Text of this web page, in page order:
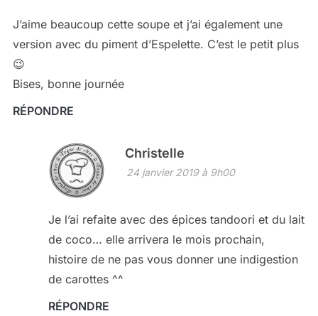
J’aime beaucoup cette soupe et j’ai également une
version avec du piment d’Espelette. C’est le petit plus
😉
Bises, bonne journée
RÉPONDRE
Christelle
24 janvier 2019 à 9h00
Je l’ai refaite avec des épices tandoori et du lait
de coco… elle arrivera le mois prochain,
histoire de ne pas vous donner une indigestion
de carottes ^^
RÉPONDRE